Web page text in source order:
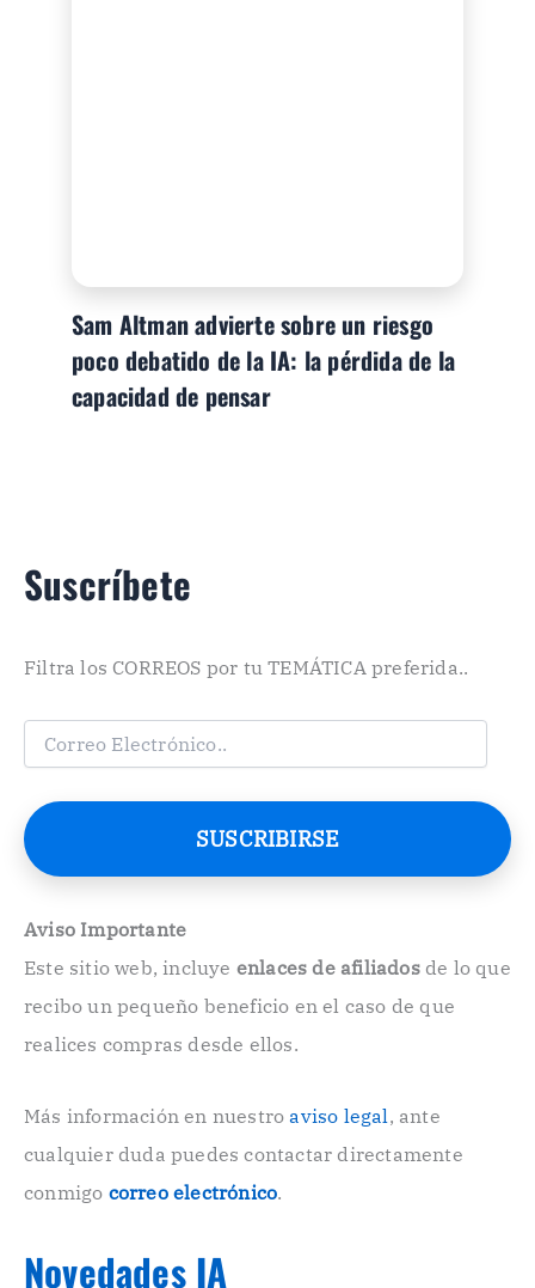
Sam Altman advierte sobre un riesgo
poco debatido de la IA: la pérdida de la
capacidad de pensar
Suscríbete
Filtra los CORREOS por tu TEMÁTICA preferida..
C
e
o
e
t
ó
n
o
.
SUSCRIBIRSE
Aviso Importante
Este sitio web, incluye enlaces de afiliadosde lo que
recibo un pequeño beneficio en el caso de que
realices compras desde ellos.
Más información en nuestroaviso legal , ante
cualquier duda puedes contactar directamente
conmigo correo electrónico.
Novedades IA